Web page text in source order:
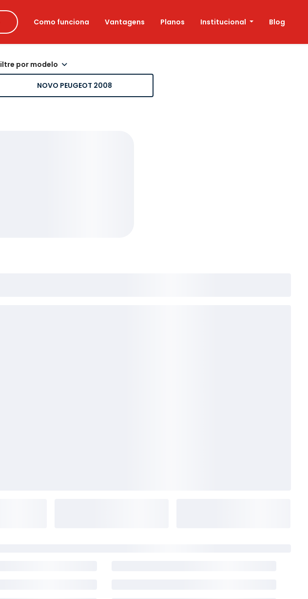
Como funciona Vantagens Planos Institucional Blog
filtre por modelo
NOVO PEUGEOT 2008